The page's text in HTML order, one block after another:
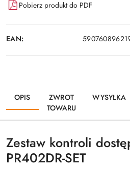
Pobierz produkt do PDF
EAN:
OPIS
ZWROT
TOWARU
WYSYŁKA
Zestaw kontroli
PR402DR-SET